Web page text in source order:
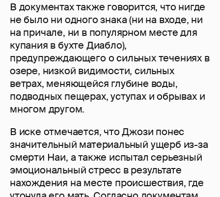
В документах также говорится, что нигде
не было ни одного знака (ни на входе, ни
на причале, ни в популярном месте для
купания в бухте Диабло),
предупреждающего о сильных течениях в
озере, низкой видимости, сильных
ветрах, меняющейся глубине воды,
подводных пещерах, уступах и обрывах и
многом другом.
В иске отмечается, что Джози понес
значительный материальный ущерб из-за
смерти Наи, а также испытал серьезный
эмоциональный стресс в результате
нахождения на месте происшествия, где